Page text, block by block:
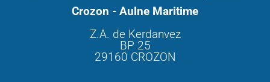
Crozon - Aulne Maritime
Z.A. de Kerdanvez
BP 25
29160 CROZON